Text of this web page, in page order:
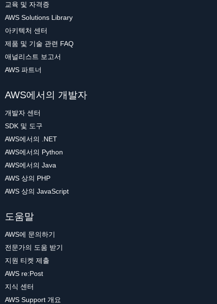
교육 및 자격증
AWS Solutions Library
아키텍처 센터
제품 및 기술 관련 FAQ
애널리스트 보고서
AWS 파트너
AWS에서의 개발자
개발자 센터
SDK 및 도구
AWS에서의 .NET
AWS에서의 Python
AWS에서의 Java
AWS 상의 PHP
AWS 상의 JavaScript
도움말
AWS에 문의하기
전문가의 도움 받기
지원 티켓 제출
AWS re:Post
지식 센터
AWS Support 개요